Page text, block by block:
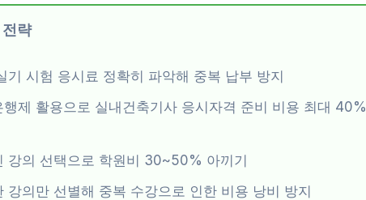
략
기 시험 응시료 정확히 파악해 중복 납부 방지
행제 활용으로 실내건축기사 응시자격 준비 비용 최대 40%
강의 선택으로 학원비 30~50% 아끼기
강의만 선별해 중복 수강으로 인한 비용 낭비 방지